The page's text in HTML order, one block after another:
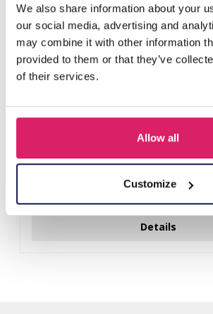
We also share information about your
our social media, advertising and
may combine it with other information
provided to them or that they’ve
of their services.
Allow all
Customize
S-A5.2 BAG1015-001-2 Make Up Bag
Details